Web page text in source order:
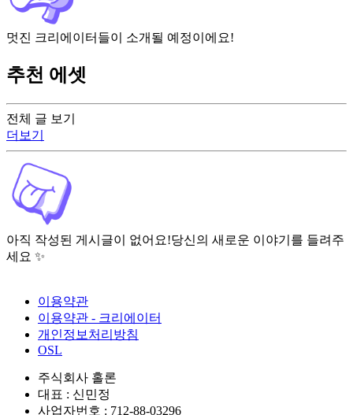
전체 글 보기
더보기
아직 작성된 게시글이 없어요!당신의 새로운 이야기를 들려주
세요 ✨
멋진 크리에이터들이 소개될 예정이에요!
추천 에셋
이용약관
이용약관 - 크리에이터
개인정보처리방침
OSL
주식회사 홀론
대표 : 신민정
사업자번호 : 712-88-03296